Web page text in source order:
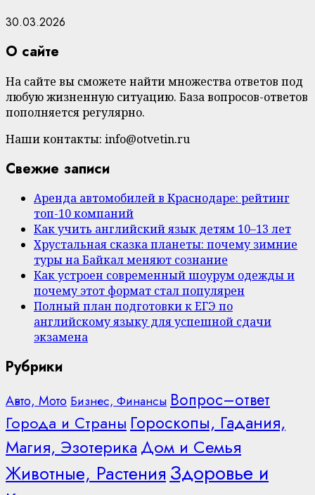
30.03.2026
О сайте
На сайте вы сможете найти множества ответов под
любую жизненную ситуацию. База вопросов-ответов
пополняется регулярно.
Наши контакты: info@otvetin.ru
Свежие записи
Аренда автомобилей в Краснодаре: рейтинг
топ-10 компаний
Как учить английский язык детям 10–13 лет
Хрустальная сказка планеты: почему зимние
туры на Байкал меняют сознание
Как устроен современный шоурум одежды и
почему этот формат стал популярен
Полный план подготовки к ЕГЭ по
английскому языку для успешной сдачи
экзамена
Рубрики
Авто, МотоБизнес, Финансы Вопрос–ответ
Города и Страны Гороскопы, Гадания,
Магия, Эзотерика Дом и Семья
Животные, Растения Здоровье и